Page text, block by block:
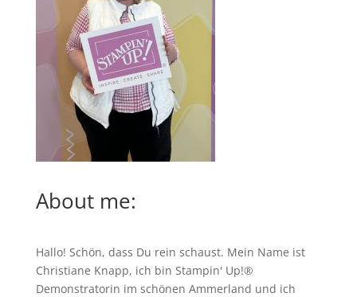
About me:
Hallo! Schön, dass Du rein schaust. Mein Name ist
Christiane Knapp, ich bin Stampin' Up!®
Demonstratorin im schönen Ammerland und ich